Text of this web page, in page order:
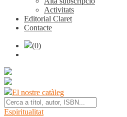
Activitats
Editorial Claret
Contacte
(0)
El nostre catàleg
Espiritualitat